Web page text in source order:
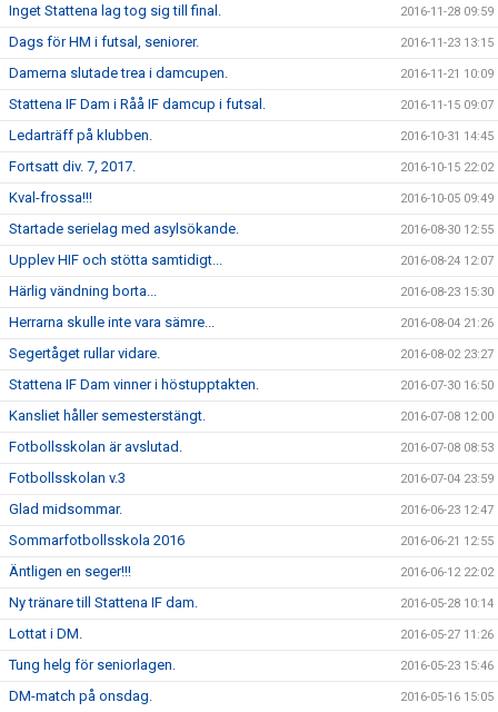
Inget Stattena lag tog sig till final. 2016-11-28 09:59
Dags för HM i futsal, seniorer. 2016-11-23 13:15
Damerna slutade trea i damcupen. 2016-11-21 10:09
Stattena IF Dam i Råå IF damcup i futsal. 2016-11-15 09:07
Ledarträff på klubben. 2016-10-31 14:45
Fortsatt div. 7, 2017. 2016-10-15 22:02
Kval-frossa!!! 2016-10-05 09:49
Startade serielag med asylsökande. 2016-08-30 12:55
Upplev HIF och stötta samtidigt... 2016-08-24 12:07
Härlig vändning borta... 2016-08-23 15:30
Herrarna skulle inte vara sämre... 2016-08-04 21:26
Segertåget rullar vidare. 2016-08-02 23:27
Stattena IF Dam vinner i höstupptakten. 2016-07-30 16:50
Kansliet håller semesterstängt. 2016-07-08 12:00
Fotbollsskolan är avslutad. 2016-07-08 08:53
Fotbollsskolan v.3 2016-07-04 23:59
Glad midsommar. 2016-06-23 12:47
Sommarfotbollsskola 2016 2016-06-21 12:55
Äntligen en seger!!! 2016-06-12 22:02
Ny tränare till Stattena IF dam. 2016-05-28 10:14
Lottat i DM. 2016-05-27 11:26
Tung helg för seniorlagen. 2016-05-23 15:46
DM-match på onsdag. 2016-05-16 15:05